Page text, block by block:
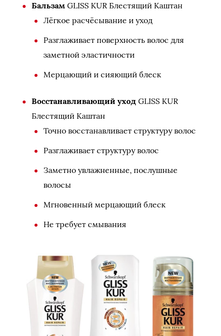
Бальзам GLISS KUR Блестящий Каштан
Лёгкое расчёсывание и уход
Разглаживает поверхность волос для
заметной эластичности
Мерцающий и сияющий блеск
Восстанавливающий уход GLISS KUR
Блестящий Каштан
Точно восстанавливает структуру волос
Разглаживает структуру волос
Заметно увлажненные, послушные
волосы
Мгновенный мерцающий блеск
Не требует смывания